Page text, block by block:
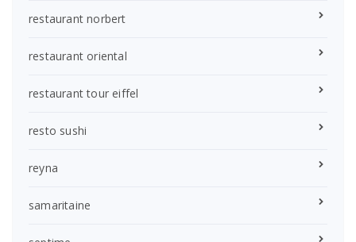
restaurant norbert
restaurant oriental
restaurant tour eiffel
resto sushi
reyna
samaritaine